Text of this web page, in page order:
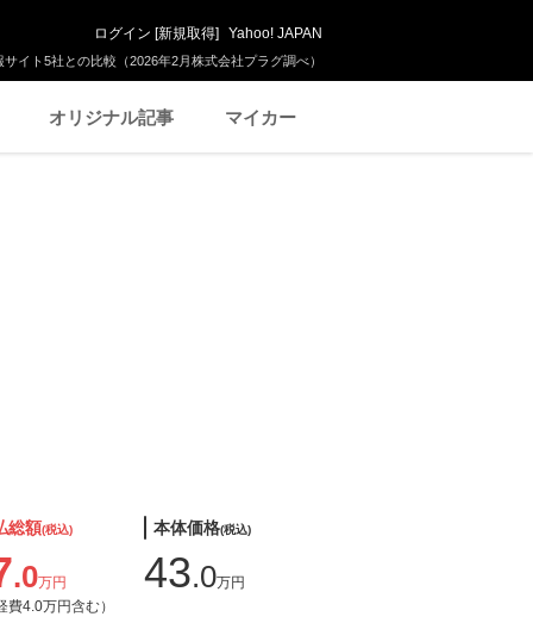
イト5社との比較（2026年2月株式会社プラグ調べ）
ログイン [新規取得] Yahoo! JAPAN
オリジナル記事 マイカー
総額(税込)
.0万円
費4.0万円含む）
本体価格(税込)
43.0万円